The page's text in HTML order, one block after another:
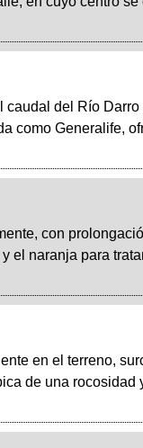
del Río
como Generalife,
con
el naranja para
en el terreno,
de una rocosidad